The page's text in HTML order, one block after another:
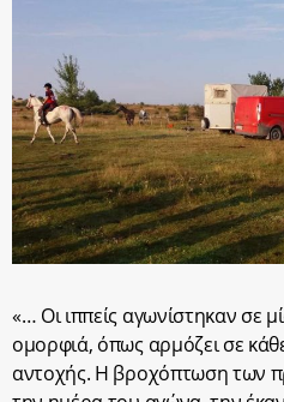
«… Οι ιππείς αγωνίστηκαν σε
ομορφιά, όπως αρμόζει σε
αντοχής. Η βροχόπτωση των